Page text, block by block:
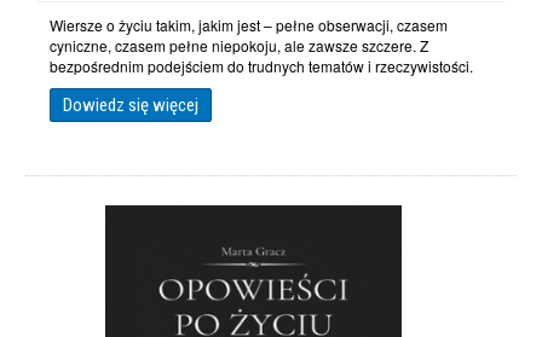
Wiersze o życiu takim, jakim jest – pełne obserwacji, czasem
cyniczne, czasem pełne niepokoju, ale zawsze szczere. Z
bezpośrednim podejściem do trudnych tematów i rzeczywistości.
Dowiedz się więcej